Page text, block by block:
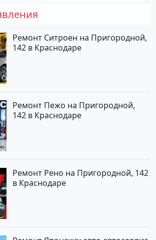
Ремонт Ситроен на Пригородной,
142 в Краснодаре
Ремонт Пежо на Пригородной,
142 в Краснодаре
Ремонт Рено на Пригородной, 142
в Краснодаре